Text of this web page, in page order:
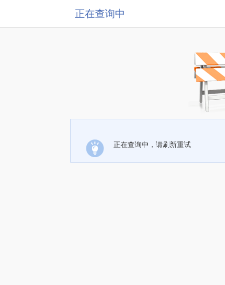
正在查询中
正在查询中，请刷新重试